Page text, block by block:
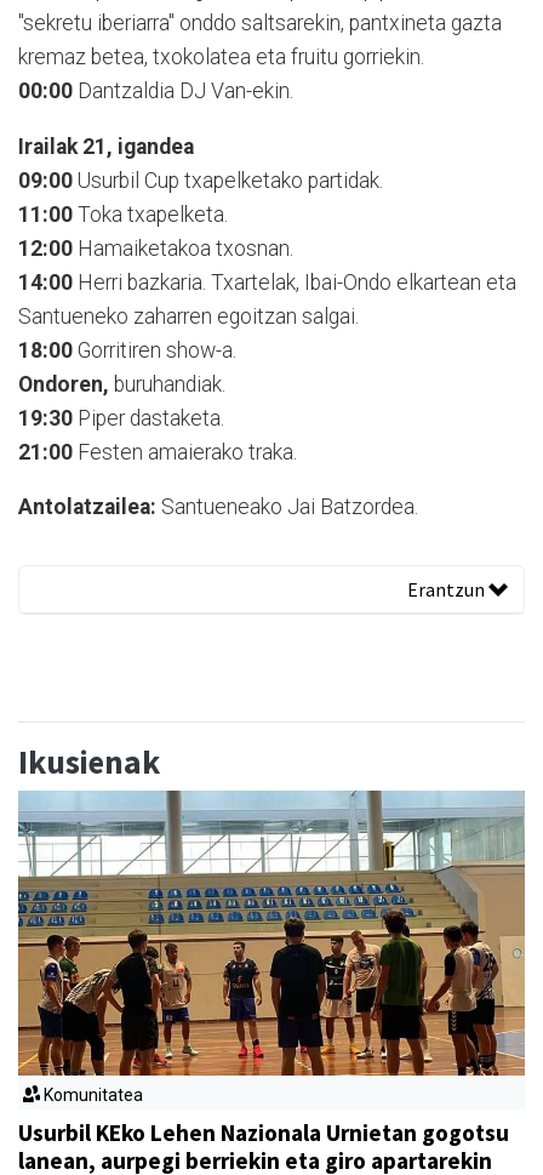
"sekretu iberiarra" onddo saltsarekin, pantxineta gazta
kremaz betea, txokolatea eta fruitu gorriekin.
00:00 Dantzaldia DJ Van-ekin.
Irailak 21, igandea
09:00 Usurbil Cup txapelketako partidak.
11:00 Toka txapelketa.
12:00 Hamaiketakoa txosnan.
14:00 Herri bazkaria. Txartelak, Ibai-Ondo elkartean eta
Santueneko zaharren egoitzan salgai.
18:00 Gorritiren show-a.
Ondoren, buruhandiak.
19:30 Piper dastaketa.
21:00 Festen amaierako traka.
Antolatzailea: Santueneako Jai Batzordea.
Erantzun
Ikusienak
Komunitatea
Usurbil KEko Lehen Nazionala Urnietan gogotsu
lanean, aurpegi berriekin eta giro apartarekin